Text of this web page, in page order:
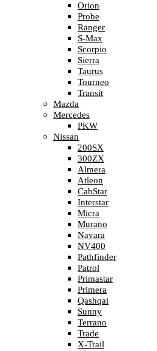
Orion
Probe
Ranger
S-Max
Scorpio
Sierra
Taurus
Tourneo
Transit
Mazda
Mercedes
PKW
Nissan
200SX
300ZX
Almera
Atleon
CabStar
Interstar
Micra
Murano
Navara
NV400
Pathfinder
Patrol
Primastar
Primera
Qashqai
Sunny
Terrano
Trade
X-Trail